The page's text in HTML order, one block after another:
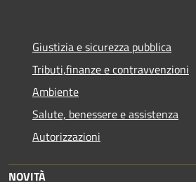
Giustizia e sicurezza pubblica
Tributi,finanze e contravvenzioni
Ambiente
Salute, benessere e assistenza
Autorizzazioni
NOVITÀ